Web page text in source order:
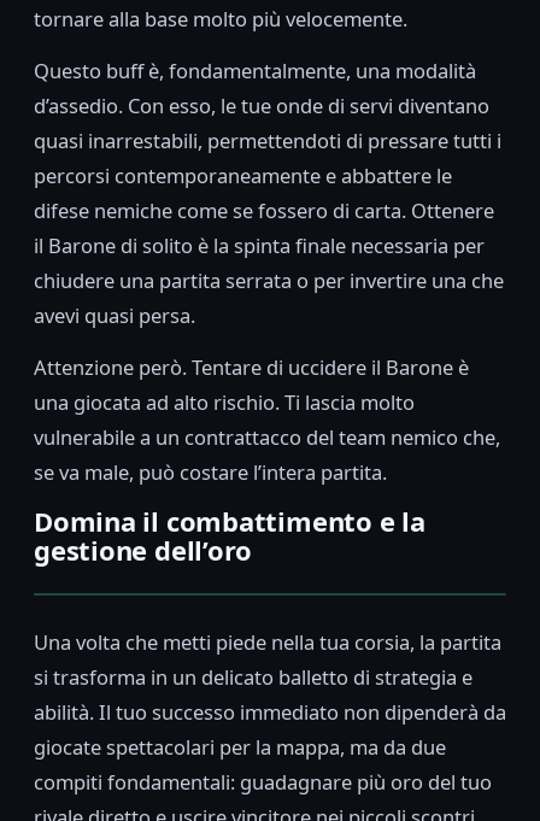
tornare alla base molto più velocemente.
Questo buff è, fondamentalmente, una modalità
d’assedio. Con esso, le tue onde di servi diventano
quasi inarrestabili, permettendoti di pressare tutti i
percorsi contemporaneamente e abbattere le
difese nemiche come se fossero di carta. Ottenere
il Barone di solito è la spinta finale necessaria per
chiudere una partita serrata o per invertire una che
avevi quasi persa.
Attenzione però. Tentare di uccidere il Barone è
una giocata ad alto rischio. Ti lascia molto
vulnerabile a un contrattacco del team nemico che,
se va male, può costare l’intera partita.
Domina il combattimento e la
gestione dell’oro
Una volta che metti piede nella tua corsia, la partita
si trasforma in un delicato balletto di strategia e
abilità. Il tuo successo immediato non dipenderà da
giocate spettacolari per la mappa, ma da due
compiti fondamentali: guadagnare più oro del tuo